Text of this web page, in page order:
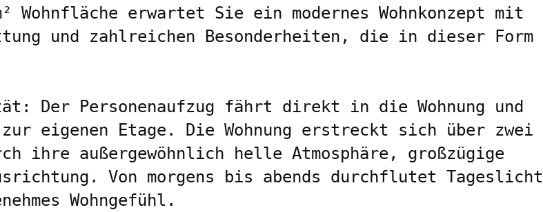
erwartet Sie ein modernes Wohnkonzept mit
und zahlreichen Besonderheiten, die in dieser Form
Der Personenaufzug fährt direkt in die Wohnung und
eigenen Etage. Die Wohnung erstreckt sich über zwei
ihre außergewöhnlich helle Atmosphäre, großzügige
Von morgens bis abends durchflutet Tageslicht
Wohngefühl.